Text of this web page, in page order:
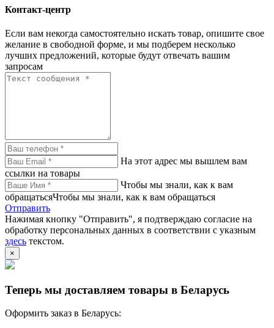
Контакт-центр
Если вам некогда самостоятельно искать товар, опишите свое
желание в свободной форме, и мы подберем несколько
лучших предложений, которые будут отвечать вашим
запросам
На этот адрес мы вышлем вам
ссылки на товары
Чтобы мы знали, как к вам
обращатьсяЧтобы мы знали, как к вам обращаться
Отправить
Нажимая кнопку "Отправить", я подтверждаю согласие на
обработку персональных данных в соответствии с указным
здесь текстом.
×
Теперь мы доставляем товары в Беларусь
Оформить заказ в Беларусь: